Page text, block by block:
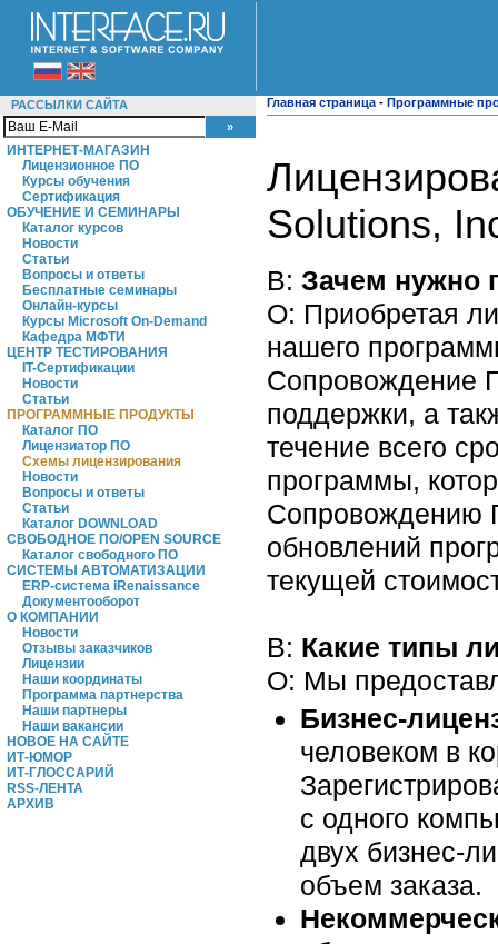
РАССЫЛКИ САЙТА
ИНТЕРНЕТ-МАГАЗИН
Лицензионное ПО
Курсы обучения
Сертификация
ОБУЧЕНИЕ И СЕМИНАРЫ
Каталог курсов
Новости
Статьи
Вопросы и ответы
Бесплатные семинары
Онлайн-курсы
Курсы Microsoft On-Demand
Кафедра МФТИ
ЦЕНТР ТЕСТИРОВАНИЯ
IT-Сертификации
Новости
Статьи
ПРОГРАММНЫЕ ПРОДУКТЫ
Каталог ПО
Лицензиатор ПО
Схемы лицензирования
Новости
Вопросы и ответы
Статьи
Каталог DOWNLOAD
СВОБОДНОЕ ПО/OPEN SOURCE
Каталог свободного ПО
СИСТЕМЫ АВТОМАТИЗАЦИИ
ERP-система iRenaissance
Документооборот
О КОМПАНИИ
Новости
Отзывы заказчиков
Лицензии
Наши координаты
Программа партнерства
Наши партнеры
Наши вакансии
НОВОЕ НА САЙТЕ
ИТ-ЮМОР
ИТ-ГЛОССАРИЙ
RSS-ЛЕНТА
АРХИВ
Главная страница - Программные
Solutions,
В: Зачем нужно
О: Приобретая
нашего
Сопровождение
поддержки, а
течение всего
программы,
Сопровождению
обновлений
текущей
В: Какие типы
О: Мы
Бизнес-
человеком в
с одного
двух бизнес-
объем заказа.